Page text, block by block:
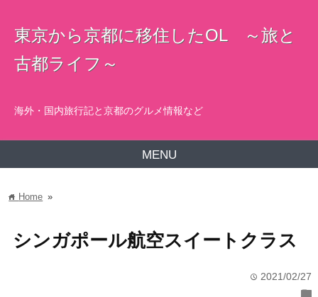
東京から京都に移住したOL ～旅と
古都ライフ～
海外・国内旅行記と京都のグルメ情報など
MENU
home Home »
シンガポール航空スイートクラス
time 2021/02/27
folder